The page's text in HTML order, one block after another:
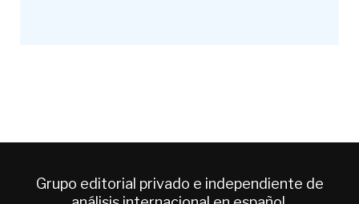
Grupo editorial privado e independiente de